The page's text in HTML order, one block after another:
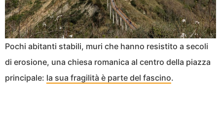
Pochi abitanti stabili, muri che hanno resistito a secoli
di erosione, una chiesa romanica al centro della piazza
principale: la sua fragilità è parte del fascino.